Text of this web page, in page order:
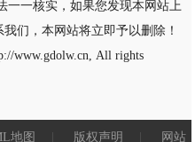
一一核实，如果您发现本网站上
们，本网站将立即予以删除！
www.gdolw.cn, All rights
地图 版权声明 网站